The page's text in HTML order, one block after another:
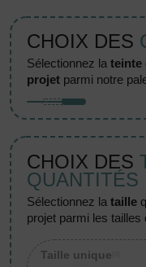
CHOIX DES
sélectionnez lateinte
projet parmi notre
CHOIX DES
QUANTITÉS
sélectionnez lataille
projet parmi les tailles
Taille unique